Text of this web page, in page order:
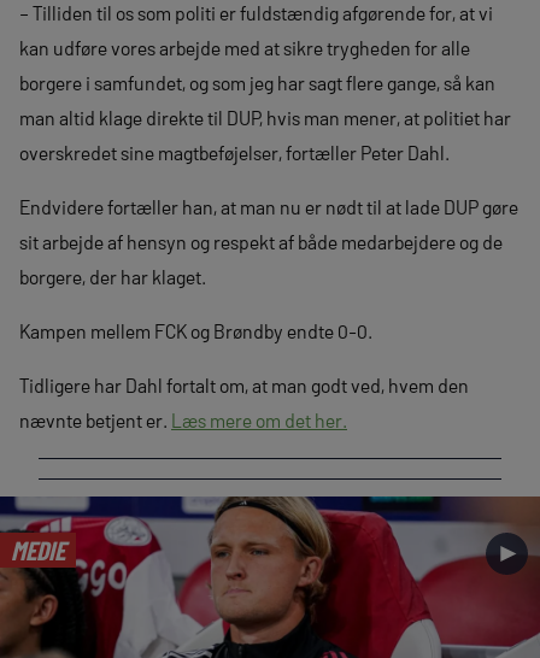
– Tilliden til os som politi er fuldstændig afgørende for, at vi
kan udføre vores arbejde med at sikre trygheden for alle
borgere i samfundet, og som jeg har sagt flere gange, så kan
man altid klage direkte til DUP, hvis man mener, at politiet har
overskredet sine magtbeføjelser, fortæller Peter Dahl.
Endvidere fortæller han, at man nu er nødt til at lade DUP gøre
sit arbejde af hensyn og respekt af både medarbejdere og de
borgere, der har klaget.
Kampen mellem FCK og Brøndby endte 0-0.
Tidligere har Dahl fortalt om, at man godt ved, hvem den
nævnte betjent er. Læs mere om det her.
MEDIE ►